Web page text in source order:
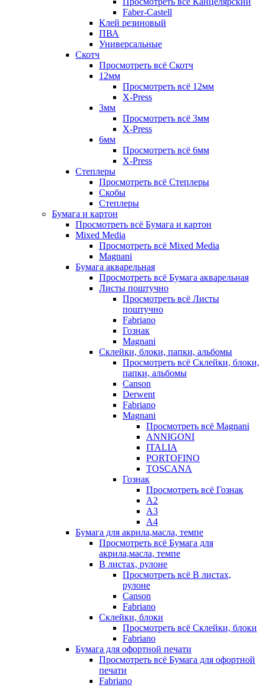
Faber-Castell
Клей резиновый
ПВА
Универсальные
Скотч
Просмотреть всё Скотч
12мм
Просмотреть всё 12мм
X-Press
3мм
Просмотреть всё 3мм
X-Press
6мм
Просмотреть всё 6мм
X-Press
Степлеры
Просмотреть всё Степлеры
Скобы
Степлеры
Бумага и картон
Просмотреть всё Бумага и картон
Mixed Media
Просмотреть всё Mixed Media
Magnani
Бумага акварельная
Просмотреть всё Бумага акварельная
Листы поштучно
Просмотреть всё Листы
поштучно
Fabriano
Гознак
Magnani
Склейки, блоки, папки, альбомы
Просмотреть всё Склейки, блоки,
папки, альбомы
Canson
Derwent
Fabriano
Magnani
Просмотреть всё Magnani
ANNIGONI
ITALIA
PORTOFINO
TOSCANA
Гознак
Просмотреть всё Гознак
А2
А3
А4
Бумага для акрила,масла, темпе
Просмотреть всё Бумага для
акрила,масла, темпе
В листах, рулоне
Просмотреть всё В листах,
рулоне
Canson
Fabriano
Склейки, блоки
Просмотреть всё Склейки, блоки
Fabriano
Бумага для офортной печати
Просмотреть всё Бумага для офортной
печати
Fabriano